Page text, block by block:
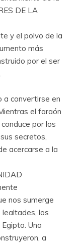
DE LA
y el polvo de la
más
por el ser
a convertirse en
el faraón
por los
secretos,
acercarse a la
nos sumerge
lealtades, los
Una
a